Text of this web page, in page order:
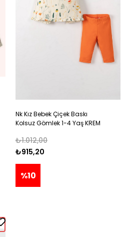
Nk Kız Bebek Çiçek Baskı
Kolsuz Gömlek 1-4 Yaş KREM
₺915,20
₺1.012,00
%10